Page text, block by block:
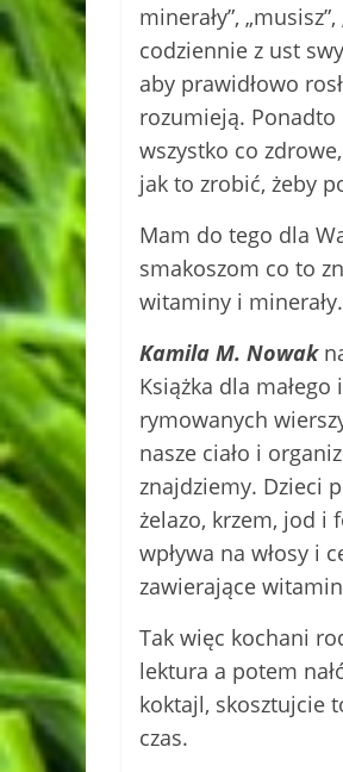
minerały”,
codziennie z ust
aby prawidłowo
rozumieją.
wszystko co
jak to zrobić, żeby
Mam do tego dla
smakoszom co to
witaminy i minerały.
Kamila M. Nowak
Książka dla małego
rymowanych
nasze ciało i
znajdziemy. Dzieci
żelazo, krzem, jod i
wpływa na włosy i
zawierające
Tak więc kochani
lektura a potem
koktajl, skosztujcie
czas.